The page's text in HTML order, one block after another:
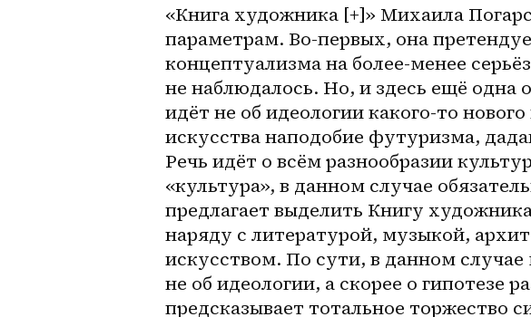
«Книга художника [+]» Михаила
параметрам. Во-первых, она
концептуализма на более-менее
не наблюдалось. Но, и здесь ещё одна
идёт не об идеологии какого-то
искусства наподобие футуризма,
Речь идёт о всём разнообразии
«культура», в данном случае
предлагает выделить Книгу
наряду с литературой, музыкой,
искусством. По сути, в данном
не об идеологии, а скорее о гипотезе
предсказывает тотальное торжество